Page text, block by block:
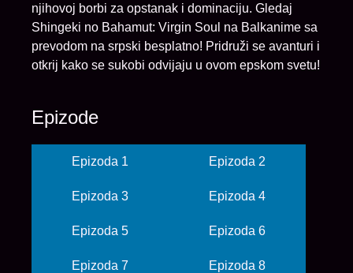
njihovoj borbi za opstanak i dominaciju. Gledaj
Shingeki no Bahamut: Virgin Soul na Balkanime sa
prevodom na srpski besplatno! Pridruži se avanturi i
otkrij kako se sukobi odvijaju u ovom epskom svetu!
Epizode
Epizoda 1 Epizoda 2
Epizoda 3 Epizoda 4
Epizoda 5 Epizoda 6
Epizoda 7 Epizoda 8